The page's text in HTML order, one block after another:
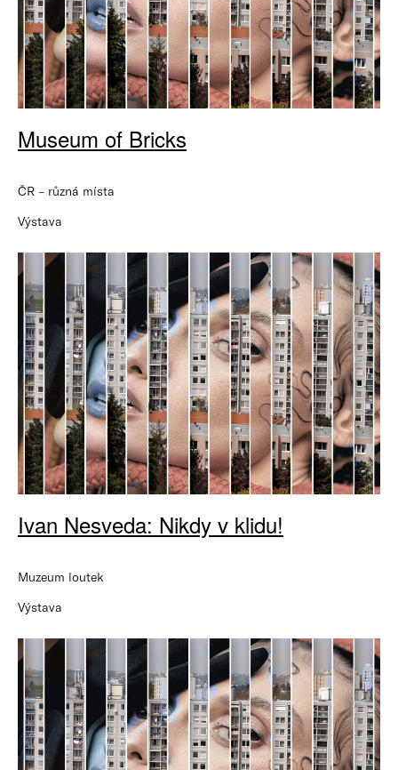
Museum of Bricks
ČR – různá místa
Výstava
Ivan Nesveda: Nikdy v klidu!
Muzeum loutek
Výstava